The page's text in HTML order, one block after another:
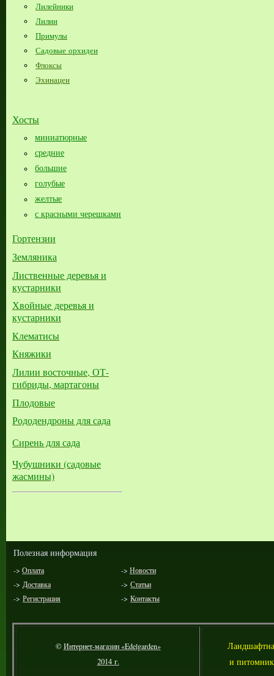
Лилейники
Лилии
Примулы
Садовые орхидеи
Флоксы
Эхинацеи
Хосты
миниатюрные
средние
большие​
голубые
желтые
с красными черешками
Гортензии
Земляника
Лиственные деревья и
кустарники
Хвойные деревья и
кустарники
Клематисы
Княжики
Лилии восточные, ОТ-
гибриды, мартагоны
Плодовые
Рододендроны для сада
Сирень для сада
Чубушники (садовые
жасмины)
Полезная информация
-> Оплата -> Новости
-> Доставка -> Статьи
-> Регистрация -> Контакты
©Интернет-магазин «Edelgarden»
2014 г.
Л
и питомник